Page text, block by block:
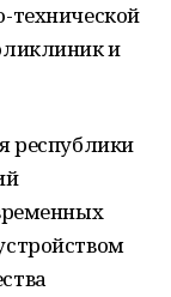
технической
и
республики